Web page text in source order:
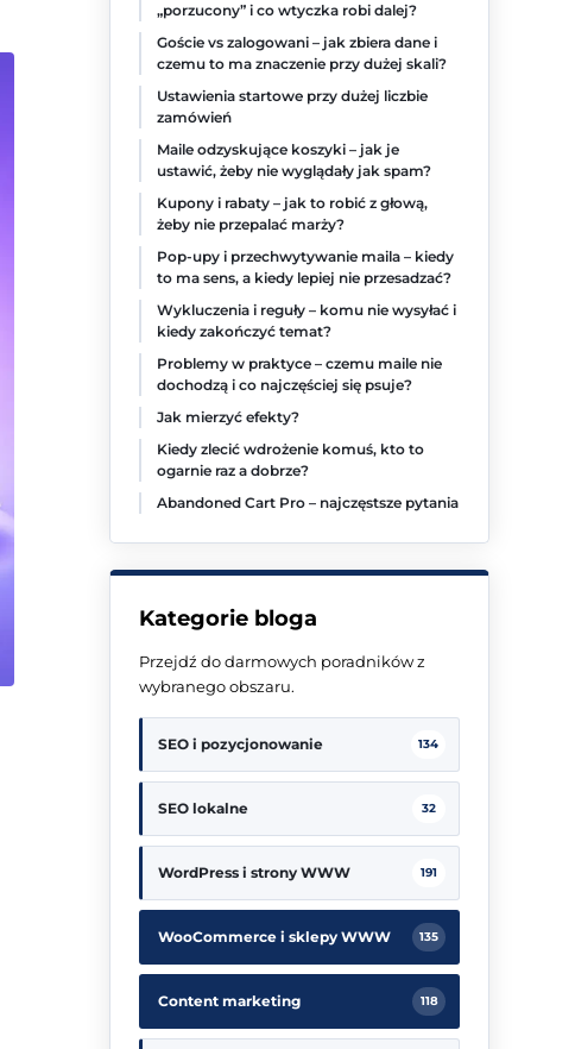
„porzucony” i co wtyczka robi dalej?
Goście vs zalogowani – jak zbiera dane i
czemu to ma znaczenie przy dużej skali?
Ustawienia startowe przy dużej liczbie
zamówień
Maile odzyskujące koszyki – jak je
ustawić, żeby nie wyglądały jak spam?
Kupony i rabaty – jak to robić z głową,
żeby nie przepalać marży?
Pop-upy i przechwytywanie maila – kiedy
to ma sens, a kiedy lepiej nie przesadzać?
Wykluczenia i reguły – komu nie wysyłać i
kiedy zakończyć temat?
Problemy w praktyce – czemu maile nie
dochodzą i co najczęściej się psuje?
Jak mierzyć efekty?
Kiedy zlecić wdrożenie komuś, kto to
ogarnie raz a dobrze?
Abandoned Cart Pro – najczęstsze pytania
Kategorie bloga
Przejdź do darmowych poradników z
wybranego obszaru.
SEO i pozycjonowanie 134
SEO lokalne 32
WordPress i strony WWW 191
WooCommerce i sklepy WWW 135
Content marketing 118